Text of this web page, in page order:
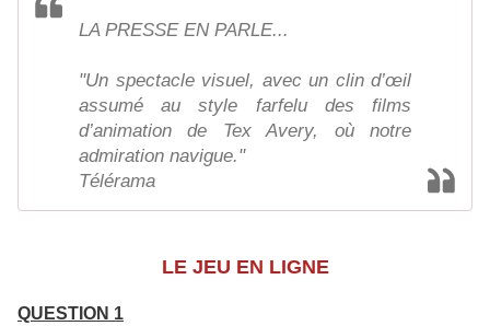
LA PRESSE EN PARLE...
"Un spectacle visuel, avec un clin d’œil
assumé au style farfelu des films
d’animation de Tex Avery, où notre
admiration navigue."
Télérama
LE JEU EN LIGNE
QUESTION 1